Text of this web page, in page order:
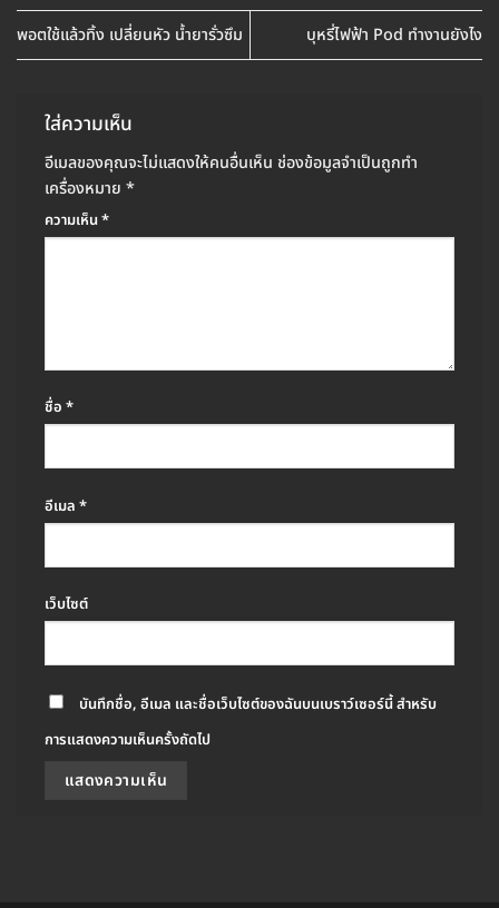
พอตใช้แล้วทิ้ง เปลี่ยนหัว น้ำยารั่วซึม บุหรี่ไฟฟ้า Pod ทำงานยังไง
ใส่ความเห็น
อีเมลของคุณจะไม่แสดงให้คนอื่นเห็น ช่องข้อมูลจำเป็นถูกทำ
เครื่องหมาย *
ความเห็น*
ชื่อ *
อีเมล *
เว็บไซต์
บันทึกชื่อ, อีเมล และชื่อเว็บไซต์ของฉันบนเบราว์เซอร์นี้ สำหรับ
การแสดงความเห็นครั้งถัดไป